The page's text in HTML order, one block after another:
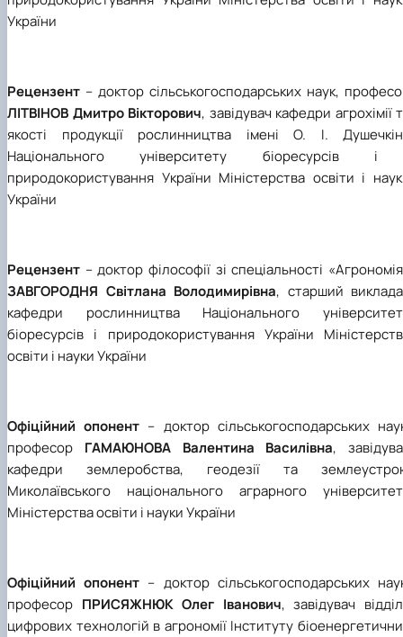
України
Рецензент – доктор сільськогосподарських наук,
ЛІТВІНОВ Дмитро Вікторович, завідувач кафедри агрохімії
якості продукції рослинництва імені О. І.
Національного університету біоресурсів і
природокористування України Міністерства освіти і
України
Рецензент – доктор філософії зі спеціальності
ЗАВГОРОДНЯ Світлана Володимирівна, старший
кафедри рослинництва Національного
біоресурсів і природокористування України
освіти і науки України
Офіційний опонент – доктор сільськогосподарських
професор ГАМАЮНОВА Валентина Василівна,
кафедри землеробства, геодезії та
Миколаївського національного аграрного
Міністерства освіти і науки України
Офіційний опонент – доктор сільськогосподарських
професор ПРИСЯЖНЮК Олег Іванович, завідувач
цифрових технологій в агрономії Інституту